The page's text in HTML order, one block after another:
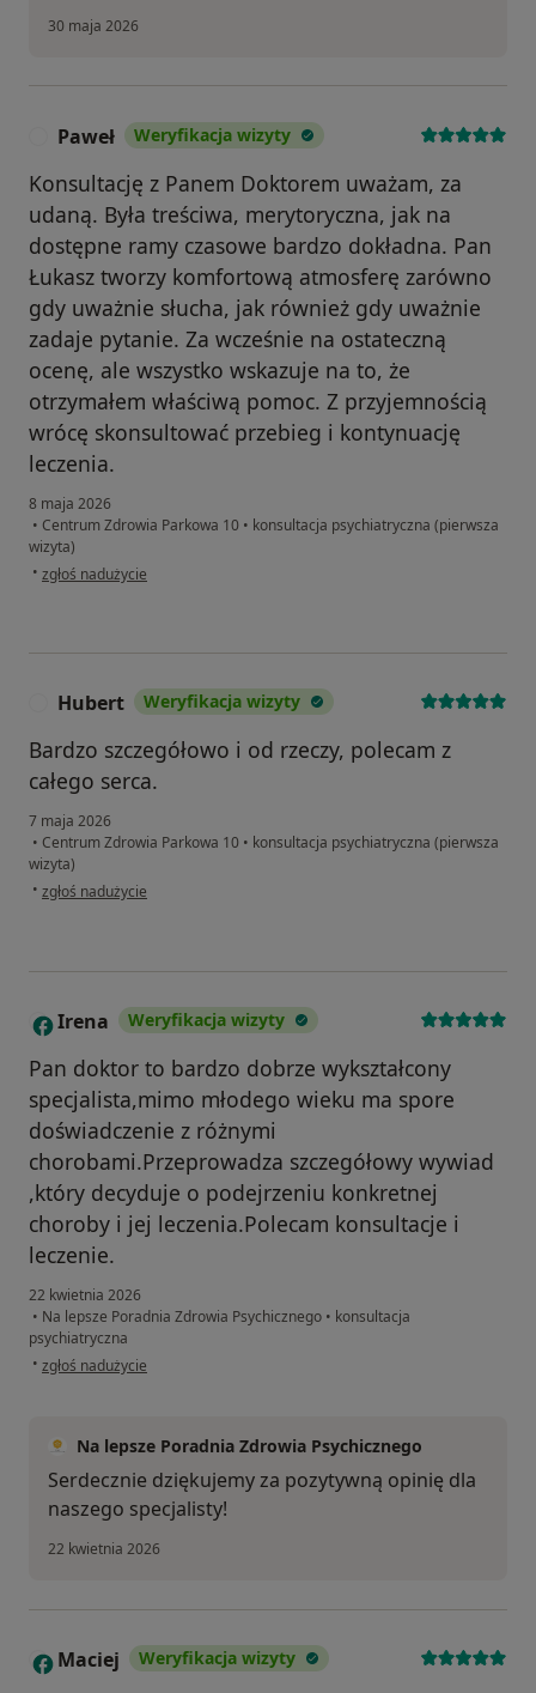
30 maja 2026
Paweł Weryfikacja wizyty
Konsultację z Panem Doktorem uważam, za
udaną. Była treściwa, merytoryczna, jak na
dostępne ramy czasowe bardzo dokładna. Pan
Łukasz tworzy komfortową atmosferę zarówno
gdy uważnie słucha, jak również gdy uważnie
zadaje pytanie. Za wcześnie na ostateczną
ocenę, ale wszystko wskazuje na to, że
otrzymałem właściwą pomoc. Z przyjemnością
wrócę skonsultować przebieg i kontynuację
leczenia.
8 maja 2026
• Centrum Zdrowia Parkowa 10 • konsultacja psychiatryczna (pierwsza
wizyta)
• w opinii użytkownika Paweł
zgłoś nadużycie
Hubert Weryfikacja wizyty
Bardzo szczegółowo i od rzeczy, polecam z
całego serca.
7 maja 2026
• Centrum Zdrowia Parkowa 10 • konsultacja psychiatryczna (pierwsza
wizyta)
• w opinii użytkownika Hubert
zgłoś nadużycie
I Irena Weryfikacja wizyty
Pan doktor to bardzo dobrze wykształcony
specjalista,mimo młodego wieku ma spore
doświadczenie z różnymi
chorobami.Przeprowadza szczegółowy wywiad
,który decyduje o podejrzeniu konkretnej
choroby i jej leczenia.Polecam konsultacje i
leczenie.
22 kwietnia 2026
• Na lepsze Poradnia Zdrowia Psychicznego • konsultacja
psychiatryczna
• w opinii użytkownika Irena
zgłoś nadużycie
Na lepsze Poradnia Zdrowia Psychicznego
Serdecznie dziękujemy za pozytywną opinię dla
naszego specjalisty!
22 kwietnia 2026
M Maciej Weryfikacja wizyty